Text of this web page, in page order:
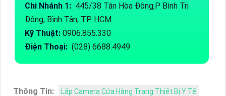
Chi Nhánh 1: 445/38 Tân Hòa Đông,P Bình Trị
Đông, Bình Tân, TP HCM
Kỹ Thuật: 0906.855.330
Điện Thoại: (028) 6688.4949
Thông Tin:
Lắp Camera Cửa Hàng Trang Thiết Bị Y Tế